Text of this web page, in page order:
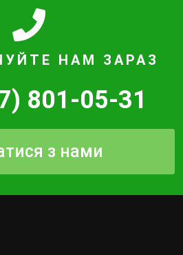
НАМ ЗАРАЗ
801-05-31
з нами